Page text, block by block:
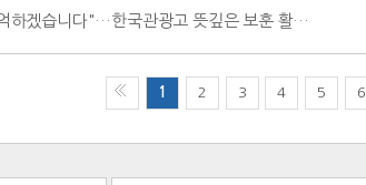
하겠습니다"…한국관광고 뜻깊은 보훈 활…
1 2 3 4 5 6